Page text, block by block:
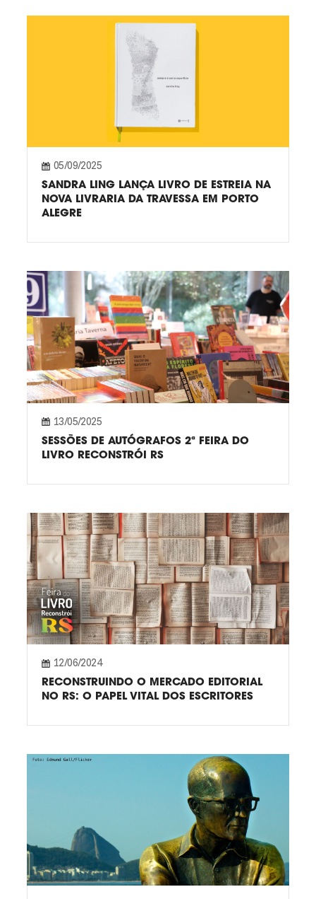
05/09/2025
SANDRA LING LANÇA LIVRO DE ESTREIA NA
NOVA LIVRARIA DA TRAVESSA EM PORTO
ALEGRE
13/05/2025
SESSÕES DE AUTÓGRAFOS 2ª FEIRA DO
LIVRO RECONSTRÓI RS
12/06/2024
RECONSTRUINDO O MERCADO EDITORIAL
NO RS: O PAPEL VITAL DOS ESCRITORES